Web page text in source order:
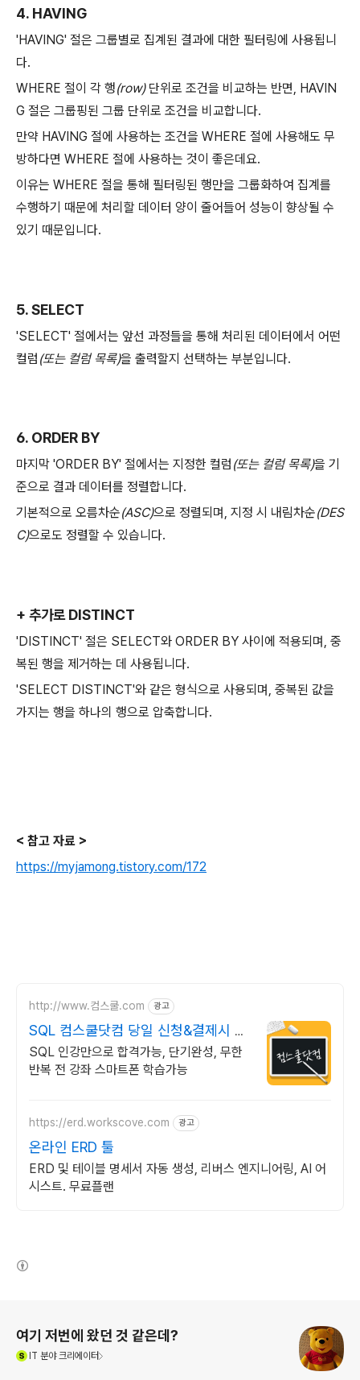
4. HAVING
'HAVING' 절은 그룹별로 집계된 결과에 대한 필터링에 사용됩니
다.
WHERE 절이 각 행(row)단위로 조건을 비교하는 반면, HAVIN
G 절은 그룹핑된 그룹 단위로 조건을 비교합니다.
만약 HAVING 절에 사용하는 조건을 WHERE 절에 사용해도 무
방하다면 WHERE 절에 사용하는 것이 좋은데요.
이유는 WHERE 절을 통해 필터링된 행만을 그룹화하여 집계를
수행하기 때문에 처리할 데이터 양이 줄어들어 성능이 향상될 수
있기 때문입니다.
5. SELECT
'SELECT' 절에서는 앞선 과정들을 통해 처리된 데이터에서 어떤
컬럼 (또는 컬럼 목록)을 출력할지 선택하는 부분입니다.
6. ORDER BY
마지막 'ORDER BY' 절에서는 지정한 컬럼 (또는 컬럼 목록)을 기
준으로 결과 데이터를 정렬합니다.
기본적으로 오름차순(ASC)으로 정렬되며, 지정 시 내림차순(DES
C)으로도 정렬할 수 있습니다.
+ 추가로 DISTINCT
'DISTINCT' 절은 SELECT와 ORDER BY 사이에 적용되며, 중
복된 행을 제거하는 데 사용됩니다.
'SELECT DISTINCT'와 같은 형식으로 사용되며, 중복된 값을
가지는 행을 하나의 행으로 압축합니다.
< 참고 자료 >
https://myjamong.tistory.com/172
http://www.컴스쿨.com 광고
SQL 컴스쿨닷컴 당일 신청&결제시 기
프티콘!
SQL 인강만으로 합격가능, 단기완성, 무한
반복 전 강좌 스마트폰 학습가능
https://erd.workscove.com 광고
온라인 ERD 툴
ERD 및 테이블 명세서 자동 생성, 리버스 엔지니어링, AI 어
시스트. 무료플랜
여기 저번에 왔던 것 같은데?
IT 분야 크리에이터